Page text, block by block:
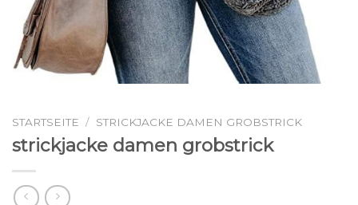
STARTSEITE / STRICKJACKE DAMEN GROBSTRICK
strickjacke damen grobstrick